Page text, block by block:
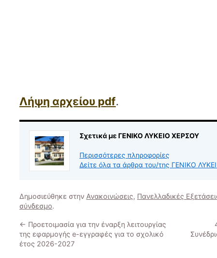
Λήψη αρχείου pdf.
Σχετικά με ΓΕΝΙΚΟ ΛΥΚΕΙΟ ΧΕΡΣΟΥ
Περισσότερες πληροφορίες
Δείτε όλα τα άρθρα του/της ΓΕΝΙΚΟ
Δημοσιεύθηκε στην Ανακοινώσεις, Πανελλαδικές
σύνδεσμο.
← Προετοιμασία για την έναρξη λειτουργίας
της εφαρμογής e-εγγραφές για το σχολικό
έτος 2026-2027